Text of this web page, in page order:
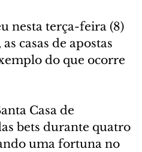
nesta terça-feira (8)
casas de apostas
do que ocorre
Casa de
bets durante quatro
uma fortuna no